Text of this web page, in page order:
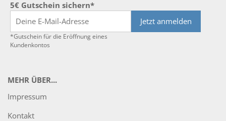
5€ Gutschein sichern*
Jetzt anmelden
*Gutschein für die Eröffnung eines
Kundenkontos
MEHR ÜBER...
Impressum
Kontakt